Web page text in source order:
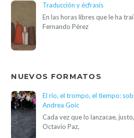
Traducción y écfrasis
En las horas libres que le ha
Fernando Pérez
NUEVOS FORMATOS
El río, el trompo, el tiempo:
Andrea Goic
Cada vez que lo lanzacae,
Octavio Paz,